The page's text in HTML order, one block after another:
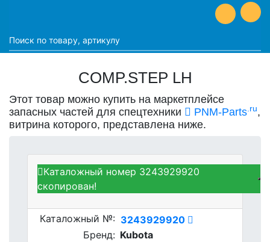
COMP.STEP LH
Этот товар можно купить на маркетплейсе
запасных частей для спецтехники
PNM-Parts.ru,
витрина которого, представлена ниже.
Kubota 3243929920 -
COMP.STEP LH
Каталожный №: 3243929920
Бренд: Kubota
Каталожный номер 3243929920
скопирован!